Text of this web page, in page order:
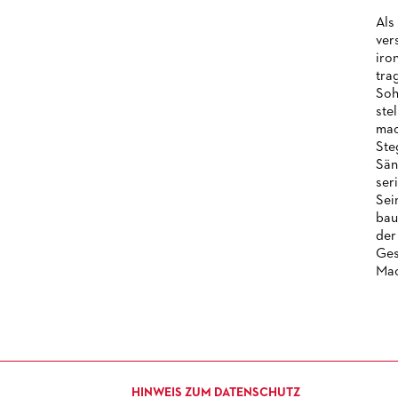
Als
der
HINWEIS ZUM DATENSCHUTZ